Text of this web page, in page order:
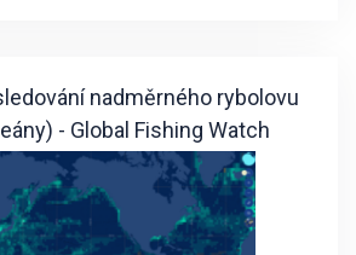
nadměrného rybolovu
- Global Fishing Watch